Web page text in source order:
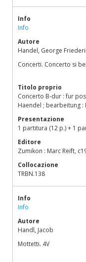
Info
Info
Autore
Handel, George
Concerti. Concerto si
Titolo proprio
Concerto B-dur : fur
Haendel ; bearbeitung :
Presentazione
1 partitura (12 p.) + 1
Editore
Zumikon : Marc Reift,
Collocazione
TRBN.138
Info
Info
Autore
Handl, Jacob
Mottetti. 4V